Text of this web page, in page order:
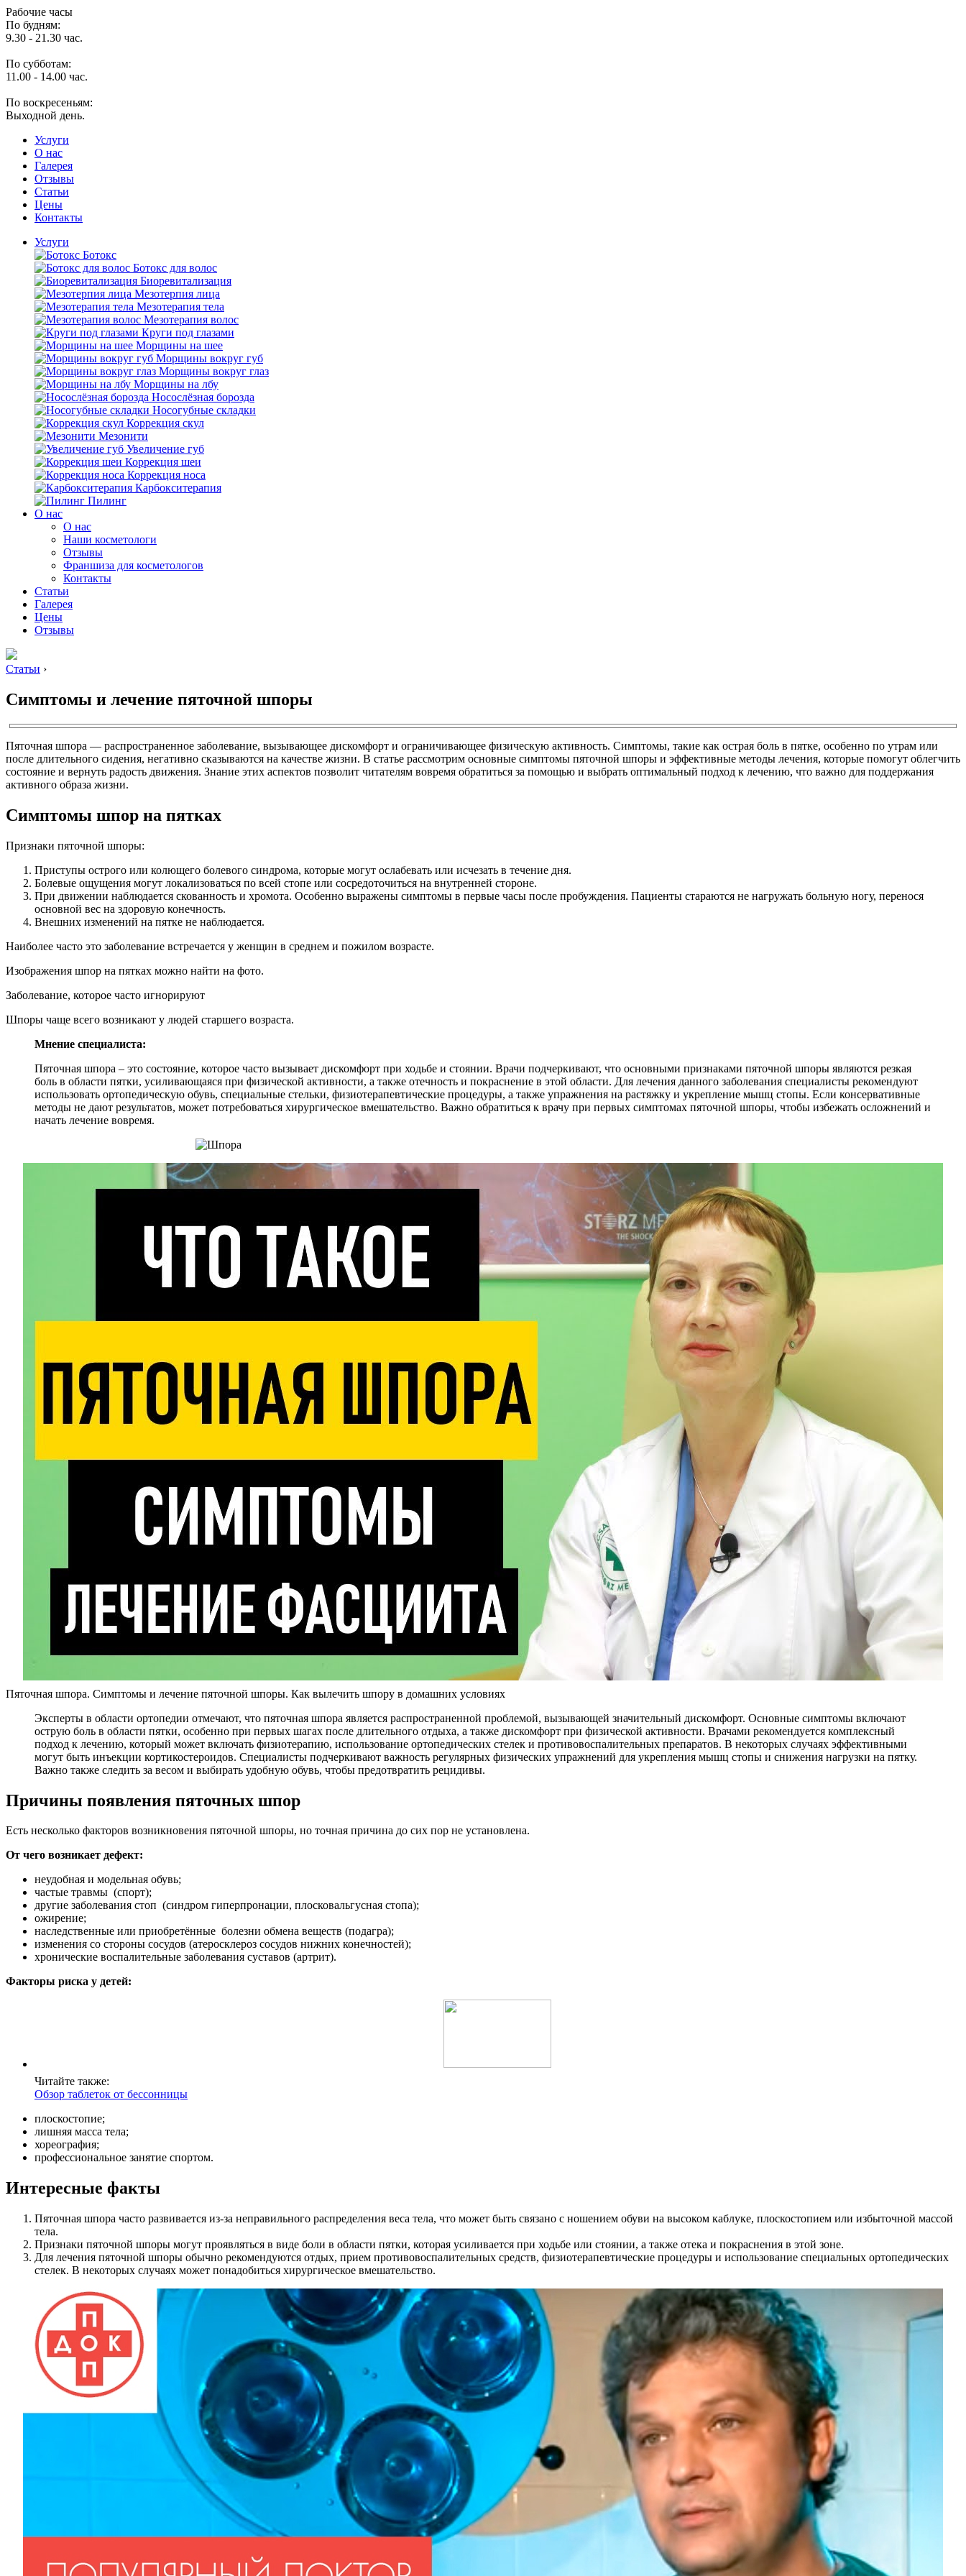
Рабочие часы
По будням:
9.30 - 21.30 час.
По субботам:
11.00 - 14.00 час.
По воскресеньям:
Выходной день.
Услуги
O нас
Галерея
Отзывы
Статьи
Цены
Контакты
Услуги
Ботокс
Ботокс для волос
Биоревитализация
Мезотерпия лица
Мезотерапия тела
Мезотерапия волос
Круги под глазами
Морщины на шее
Морщины вокруг губ
Морщины вокруг глаз
Морщины на лбу
Носослёзная борозда
Носогубные складки
Коррекция скул
Мезонити
Увеличение губ
Коррекция шеи
Коррекция носа
Карбокситерапия
Пилинг
O нас
O нас
Наши косметологи
Отзывы
Франшиза для косметологов
Контакты
Статьи
Галерея
Цены
Отзывы
Статьи ›
Симптомы и лечение пяточной шпоры
Пяточная шпора — распространенное заболевание, вызывающее дискомфорт и ограничивающее физическую активность. Симптомы, такие как острая боль в пятке, особенно по утрам или
после длительного сидения, негативно сказываются на качестве жизни. В статье рассмотрим основные симптомы пяточной шпоры и эффективные методы лечения, которые помогут облегчить
состояние и вернуть радость движения. Знание этих аспектов позволит читателям вовремя обратиться за помощью и выбрать оптимальный подход к лечению, что важно для поддержания
активного образа жизни.
Симптомы шпор на пятках
Признаки пяточной шпоры:
Приступы острого или колющего болевого синдрома, которые могут ослабевать или исчезать в течение дня.
Болевые ощущения могут локализоваться по всей стопе или сосредоточиться на внутренней стороне.
При движении наблюдается скованность и хромота. Особенно выражены симптомы в первые часы после пробуждения. Пациенты стараются не нагружать больную ногу, перенося
основной вес на здоровую конечность.
Внешних изменений на пятке не наблюдается.
Наиболее часто это заболевание встречается у женщин в среднем и пожилом возрасте.
Изображения шпор на пятках можно найти на фото.
Заболевание, которое часто игнорируют
Шпоры чаще всего возникают у людей старшего возраста.
Мнение специалиста:
Пяточная шпора – это состояние, которое часто вызывает дискомфорт при ходьбе и стоянии. Врачи подчеркивают, что основными признаками пяточной шпоры являются резкая
боль в области пятки, усиливающаяся при физической активности, а также отечность и покраснение в этой области. Для лечения данного заболевания специалисты рекомендуют
использовать ортопедическую обувь, специальные стельки, физиотерапевтические процедуры, а также упражнения на растяжку и укрепление мышц стопы. Если консервативные
методы не дают результатов, может потребоваться хирургическое вмешательство. Важно обратиться к врачу при первых симптомах пяточной шпоры, чтобы избежать осложнений и
начать лечение вовремя.
Пяточная шпора. Симптомы и лечение пяточной шпоры. Как вылечить шпору в домашних условиях
Эксперты в области ортопедии отмечают, что пяточная шпора является распространенной проблемой, вызывающей значительный дискомфорт. Основные симптомы включают
острую боль в области пятки, особенно при первых шагах после длительного отдыха, а также дискомфорт при физической активности. Врачами рекомендуется комплексный
подход к лечению, который может включать физиотерапию, использование ортопедических стелек и противовоспалительных препаратов. В некоторых случаях эффективными
могут быть инъекции кортикостероидов. Специалисты подчеркивают важность регулярных физических упражнений для укрепления мышц стопы и снижения нагрузки на пятку.
Важно также следить за весом и выбирать удобную обувь, чтобы предотвратить рецидивы.
Причины появления пяточных шпор
Есть несколько факторов возникновения пяточной шпоры, но точная причина до сих пор не установлена.
От чего возникает дефект:
неудобная и модельная обувь;
частые травмы (спорт);
другие заболевания стоп (синдром гиперпронации, плосковальгусная стопа);
ожирение;
наследственные или приобретённые болезни обмена веществ (подагра);
изменения со стороны сосудов (атеросклероз сосудов нижних конечностей);
хронические воспалительные заболевания суставов (артрит).
Факторы риска у детей:
Читайте также:
Обзор таблеток от бессонницы
плоскостопие;
лишняя масса тела;
хореография;
профессиональное занятие спортом.
Интересные факты
Пяточная шпора часто развивается из-за неправильного распределения веса тела, что может быть связано с ношением обуви на высоком каблуке, плоскостопием или избыточной массой
тела.
Признаки пяточной шпоры могут проявляться в виде боли в области пятки, которая усиливается при ходьбе или стоянии, а также отека и покраснения в этой зоне.
Для лечения пяточной шпоры обычно рекомендуются отдых, прием противовоспалительных средств, физиотерапевтические процедуры и использование специальных ортопедических
стелек. В некоторых случаях может понадобиться хирургическое вмешательство.